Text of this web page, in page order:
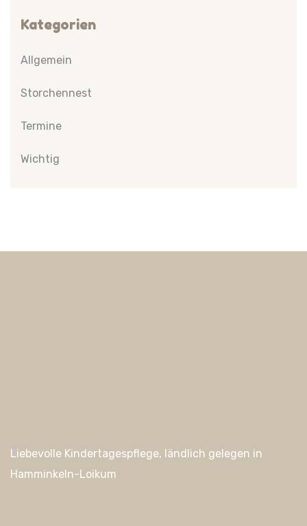
Kategorien
Allgemein
Storchennest
Termine
Wichtig
Liebevolle Kindertagespflege, ländlich gelegen in
Hamminkeln-Loikum